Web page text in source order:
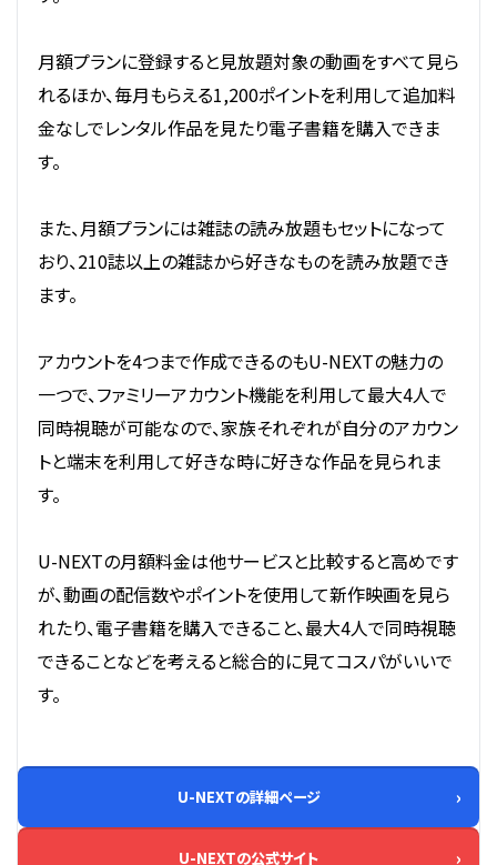
月額プランに登録すると見放題対象の動画をすべて見ら
れるほか、毎月もらえる1,200ポイントを利用して追加料
金なしでレンタル作品を見たり電子書籍を購入できま
す。
また、月額プランには雑誌の読み放題もセットになって
おり、210誌以上の雑誌から好きなものを読み放題でき
ます。
アカウントを4つまで作成できるのもU-NEXTの魅力の
一つで、ファミリーアカウント機能を利用して最大4人で
同時視聴が可能なので、家族それぞれが自分のアカウン
トと端末を利用して好きな時に好きな作品を見られま
す。
U-NEXTの月額料金は他サービスと比較すると高めです
が、動画の配信数やポイントを使用して新作映画を見ら
れたり、電子書籍を購入できること、最大4人で同時視聴
できることなどを考えると総合的に見てコスパがいいで
す。
U-NEXTの詳細ページ
U-NEXTの公式サイト